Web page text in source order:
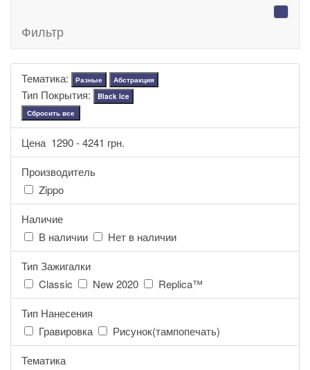
Фильтр
Тематика: Разные Абстракция
Тип Покрытия:
Black Ice
Сбросить все
Цена 1290-4241 грн.
Производитель
Zippo
Наличие
В наличии
Нет в наличии
Тип Зажигалки
Classic
New 2020
Replica™
Тип Нанесения
Гравировка
Рисунок(тампопечать)
Тематика